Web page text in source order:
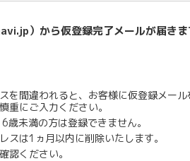
）から仮登録完了メールが届きま
を間違われると、お客様に仮登録メー
重にご入力ください。
未満の方は登録できません。
は1ヵ月以内に削除いたします。
認ください。